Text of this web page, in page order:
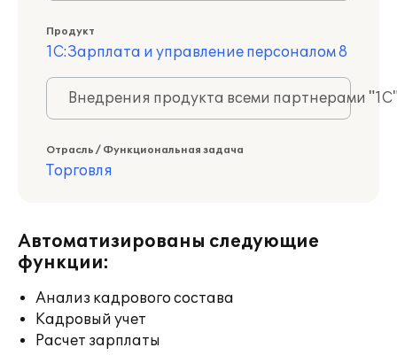
Продукт
1С:Зарплата и управление персоналом 8
Внедрения продукта всеми партнерами
Отрасль / Функциональная задача
Торговля
Автоматизированы следующие
функции:
Анализ кадрового состава
Кадровый учет
Расчет зарплаты